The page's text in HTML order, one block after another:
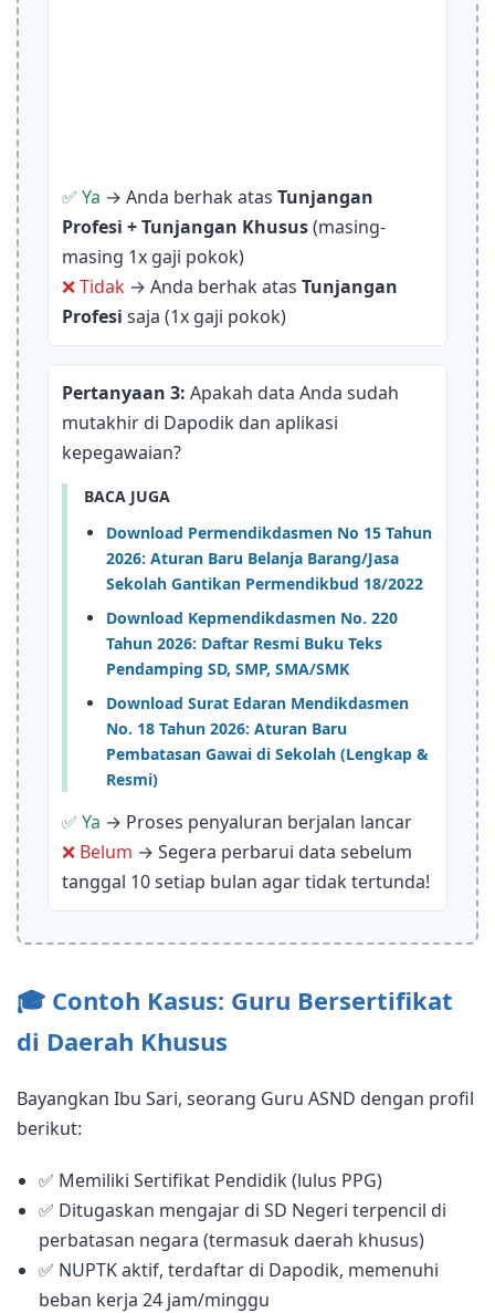
✅ Ya → Anda berhak atas Tunjangan
Profesi + Tunjangan Khusus(masing-
masing 1x gaji pokok)
❌ Tidak→ Anda berhak atas Tunjangan
Profesi saja (1x gaji pokok)
Pertanyaan 3: Apakah data Anda sudah
mutakhir di Dapodik dan aplikasi
kepegawaian?
BACA JUGA
Download Permendikdasmen No 15 Tahun
2026: Aturan Baru Belanja Barang/Jasa
Sekolah Gantikan Permendikbud 18/2022
Download Kepmendikdasmen No. 220
Tahun 2026: Daftar Resmi Buku Teks
Pendamping SD, SMP, SMA/SMK
Download Surat Edaran Mendikdasmen
No. 18 Tahun 2026: Aturan Baru
Pembatasan Gawai di Sekolah (Lengkap &
Resmi)
✅ Ya → Proses penyaluran berjalan lancar
❌ Belum → Segera perbarui data sebelum
tanggal 10 setiap bulan agar tidak tertunda!
🎓 Contoh Kasus: Guru Bersertifikat
di Daerah Khusus
Bayangkan Ibu Sari, seorang Guru ASND dengan profil
berikut:
✅ Memiliki Sertifikat Pendidik (lulus PPG)
✅ Ditugaskan mengajar di SD Negeri terpencil di
perbatasan negara (termasuk daerah khusus)
✅ NUPTK aktif, terdaftar di Dapodik, memenuhi
beban kerja 24 jam/minggu